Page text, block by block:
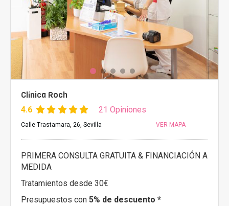
Clínica Roch
4.6 21 Opiniones
Calle Trastamara, 26, Sevilla VER MAPA
PRIMERA CONSULTA GRATUITA & FINANCIACIÓN A
MEDIDA
Tratamientos desde 30€
Presupuestos con 5% de descuento *